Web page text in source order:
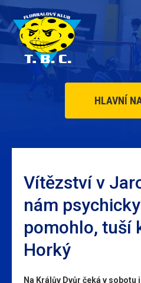
HLAVNÍ
Vítězství v
nám
pomohlo, tuší
Horký
Na Králův Dvůr čeká v sobotu